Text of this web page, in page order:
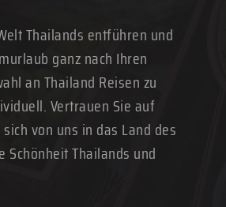
Thailands entführen und
ganz nach Ihren
an Thailand Reisen zu
Vertrauen Sie auf
von uns in das Land des
Thailands und